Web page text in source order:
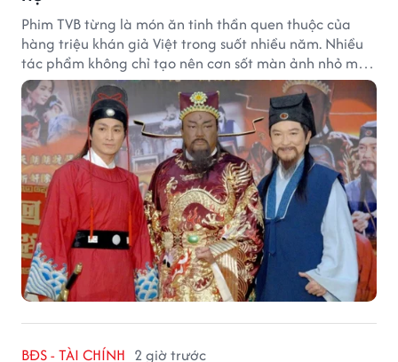
Phim TVB từng là món ăn tinh thần quen thuộc của
hàng triệu khán giả Việt trong suốt nhiều năm. Nhiều
tác phẩm không chỉ tạo nên cơn sốt màn ảnh nhỏ mà
còn trở thành ký ức khó quên của cả một thế hệ.
BĐS - TÀI CHÍNH 2 giờ trước